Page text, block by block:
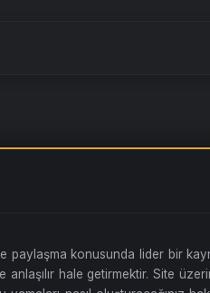
paylaşma konusunda lider bir
anlaşılır hale getirmektir. Site